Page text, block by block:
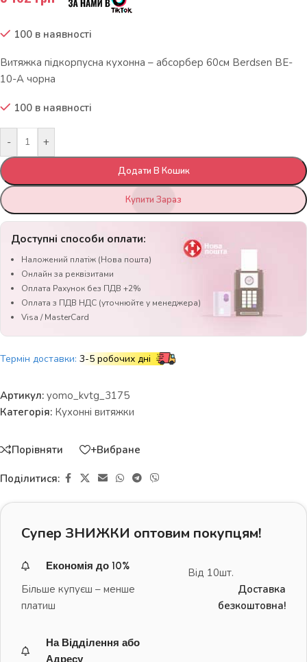
100 в наявності
Витяжка підкорпусна кухонна – абсорбер 60см Berdsen BE-
10-A чорна
100 в наявності
- +
Додати В Кошик
Купити Зараз
Доступні способи оплати:
Наложений платіж (Нова пошта)
Онлайн за реквізитами
Оплата Рахунок без ПДВ +2%
Оплата з ПДВ НДС (уточнюйте у менеджера)
Visa / MasterCard
Термін доставки: 3-5 робочих дні
Артикул: yomo_kvtg_3175
Категорія: Кухонні витяжки
Порівняти +Вибране
Поділитися:
Супер ЗНИЖКИ оптовим покупцям!
Економія до 10%
Більше купуєш – менше
платиш
Від 10шт.
Доставка
безкоштовна!
На Відділення або
Адресу